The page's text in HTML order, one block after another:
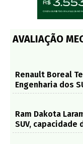
AVALIAÇÃO
Renault Boreal
Engenharia dos
Ram Dakota
SUV,